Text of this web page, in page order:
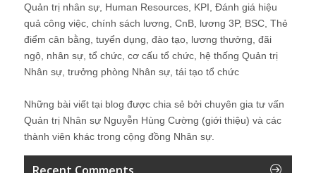
Quản trị nhân sự, Human Resources, KPI, Đánh giá hiệu
quả công việc, chính sách lương, CnB, lương 3P, BSC, Thẻ
điểm cân bằng, tuyển dụng, đào tạo, lương thưởng, đãi
ngộ, nhân sự, tổ chức, cơ cấu tổ chức, hệ thống Quản trị
Nhân sự, trưởng phòng Nhân sự, tái tạo tổ chức
Những bài viết tại blog được chia sẻ bởi chuyên gia tư vấn
Quản trị Nhân sự Nguyễn Hùng Cường (giới thiệu) và các
thành viên khác trong cộng đồng Nhân sự.